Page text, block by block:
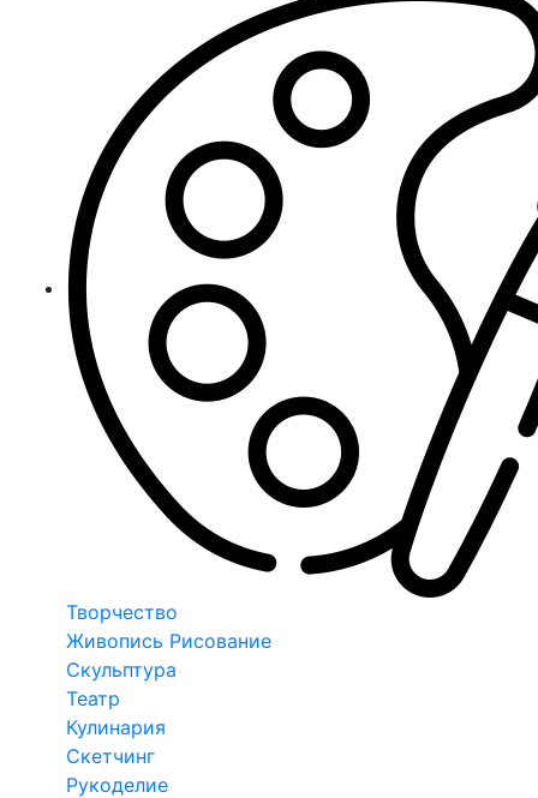
Творчество
Живопись Рисование
Скульптура
Театр
Кулинария
Скетчинг
Рукоделие